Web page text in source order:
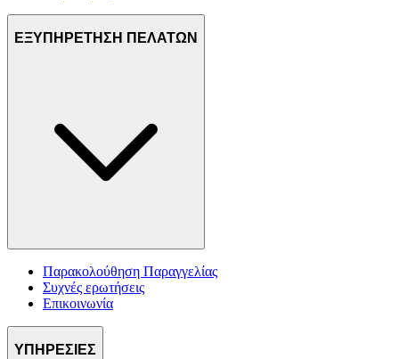
ΕΞΥΠΗΡΕΤΗΣΗ ΠΕΛΑΤΩΝ
Παρακολούθηση Παραγγελίας
Συχνές ερωτήσεις
Επικοινωνία
ΥΠΗΡΕΣΙΕΣ